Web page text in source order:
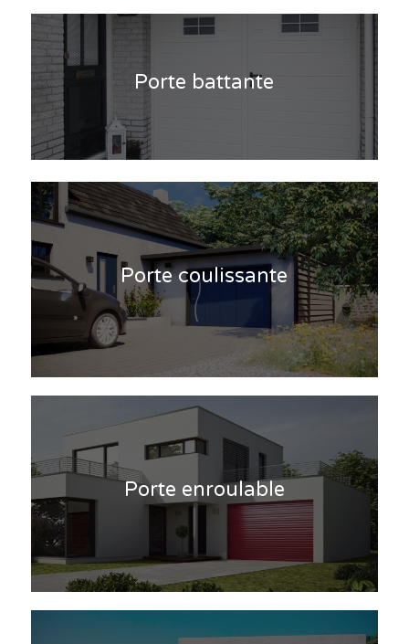
Porte battante
Porte coulissante
Porte enroulable